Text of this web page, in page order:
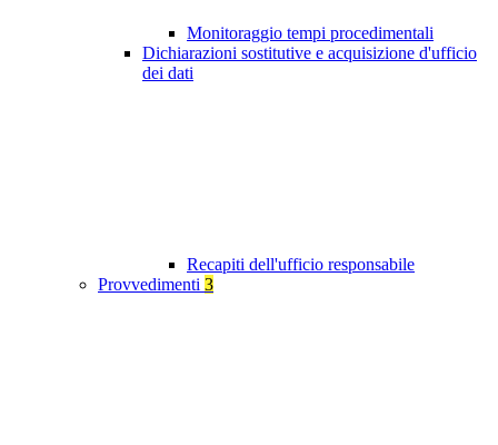
Monitoraggio tempi procedimentali
Dichiarazioni sostitutive e acquisizione d'ufficio
dei dati
Recapiti dell'ufficio responsabile
Provvedimenti 3